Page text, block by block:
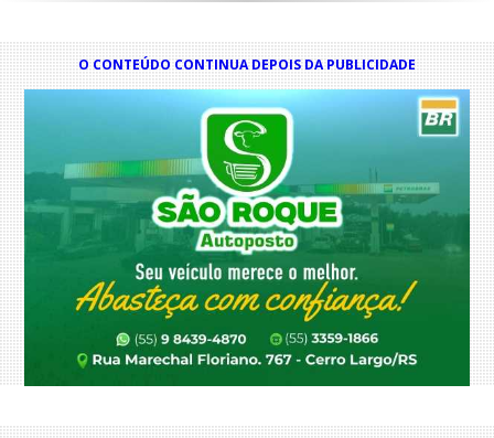
O CONTEÚDO CONTINUA DEPOIS DA PUBLICIDADE